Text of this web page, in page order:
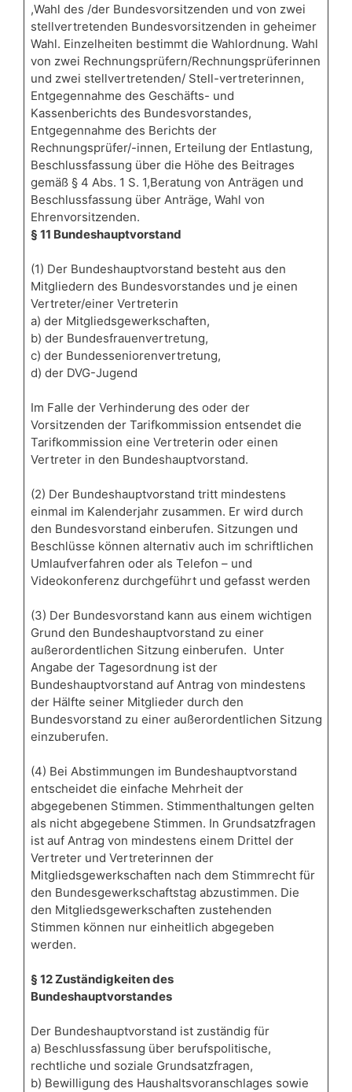
,Wahl des /der Bundesvorsitzenden und von zwei
stellvertretenden Bundesvorsitzenden in geheimer
Wahl. Einzelheiten bestimmt die Wahlordnung. Wahl
von zwei Rechnungsprüfern/Rechnungsprüferinnen
und zwei stellvertretenden/ Stell-vertreterinnen,
Entgegennahme des Geschäfts- und
Kassenberichts des Bundesvorstandes,
Entgegennahme des Berichts der
Rechnungsprüfer/-innen, Erteilung der Entlastung,
Beschlussfassung über die Höhe des Beitrages
gemäß § 4 Abs. 1 S. 1,Beratung von Anträgen und
Beschlussfassung über Anträge, Wahl von
Ehrenvorsitzenden.
§ 11 Bundeshauptvorstand
(1) Der Bundeshauptvorstand besteht aus den
Mitgliedern des Bundesvorstandes und je einen
Vertreter/einer Vertreterin
a) der Mitgliedsgewerkschaften,
b) der Bundesfrauenvertretung,
c) der Bundesseniorenvertretung,
d) der DVG-Jugend
Im Falle der Verhinderung des oder der
Vorsitzenden der Tarifkommission entsendet die
Tarifkommission eine Vertreterin oder einen
Vertreter in den Bundeshauptvorstand.
(2) Der Bundeshauptvorstand tritt mindestens
einmal im Kalenderjahr zusammen. Er wird durch
den Bundesvorstand einberufen. Sitzungen und
Beschlüsse können alternativ auch im schriftlichen
Umlaufverfahren oder als Telefon – und
Videokonferenz durchgeführt und gefasst werden
(3) Der Bundesvorstand kann aus einem wichtigen
Grund den Bundeshauptvorstand zu einer
außerordentlichen Sitzung einberufen. Unter
Angabe der Tagesordnung ist der
Bundeshauptvorstand auf Antrag von mindestens
der Hälfte seiner Mitglieder durch den
Bundesvorstand zu einer außerordentlichen Sitzung
einzuberufen.
(4) Bei Abstimmungen im Bundeshauptvorstand
entscheidet die einfache Mehrheit der
abgegebenen Stimmen. Stimmenthaltungen gelten
als nicht abgegebene Stimmen. In Grundsatzfragen
ist auf Antrag von mindestens einem Drittel der
Vertreter und Vertreterinnen der
Mitgliedsgewerkschaften nach dem Stimmrecht für
den Bundesgewerkschaftstag abzustimmen. Die
den Mitgliedsgewerkschaften zustehenden
Stimmen können nur einheitlich abgegeben
werden.
§ 12 Zuständigkeiten des
Bundeshauptvorstandes
Der Bundeshauptvorstand ist zuständig für
a) Beschlussfassung über berufspolitische,
rechtliche und soziale Grundsatzfragen,
b) Bewilligung des Haushaltsvoranschlages sowie